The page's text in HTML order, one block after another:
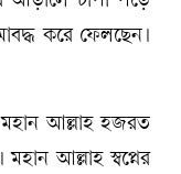
করে ফেলছেন।
মহান আল্লাহ হজরত
আল্লাহ স্বপ্নের